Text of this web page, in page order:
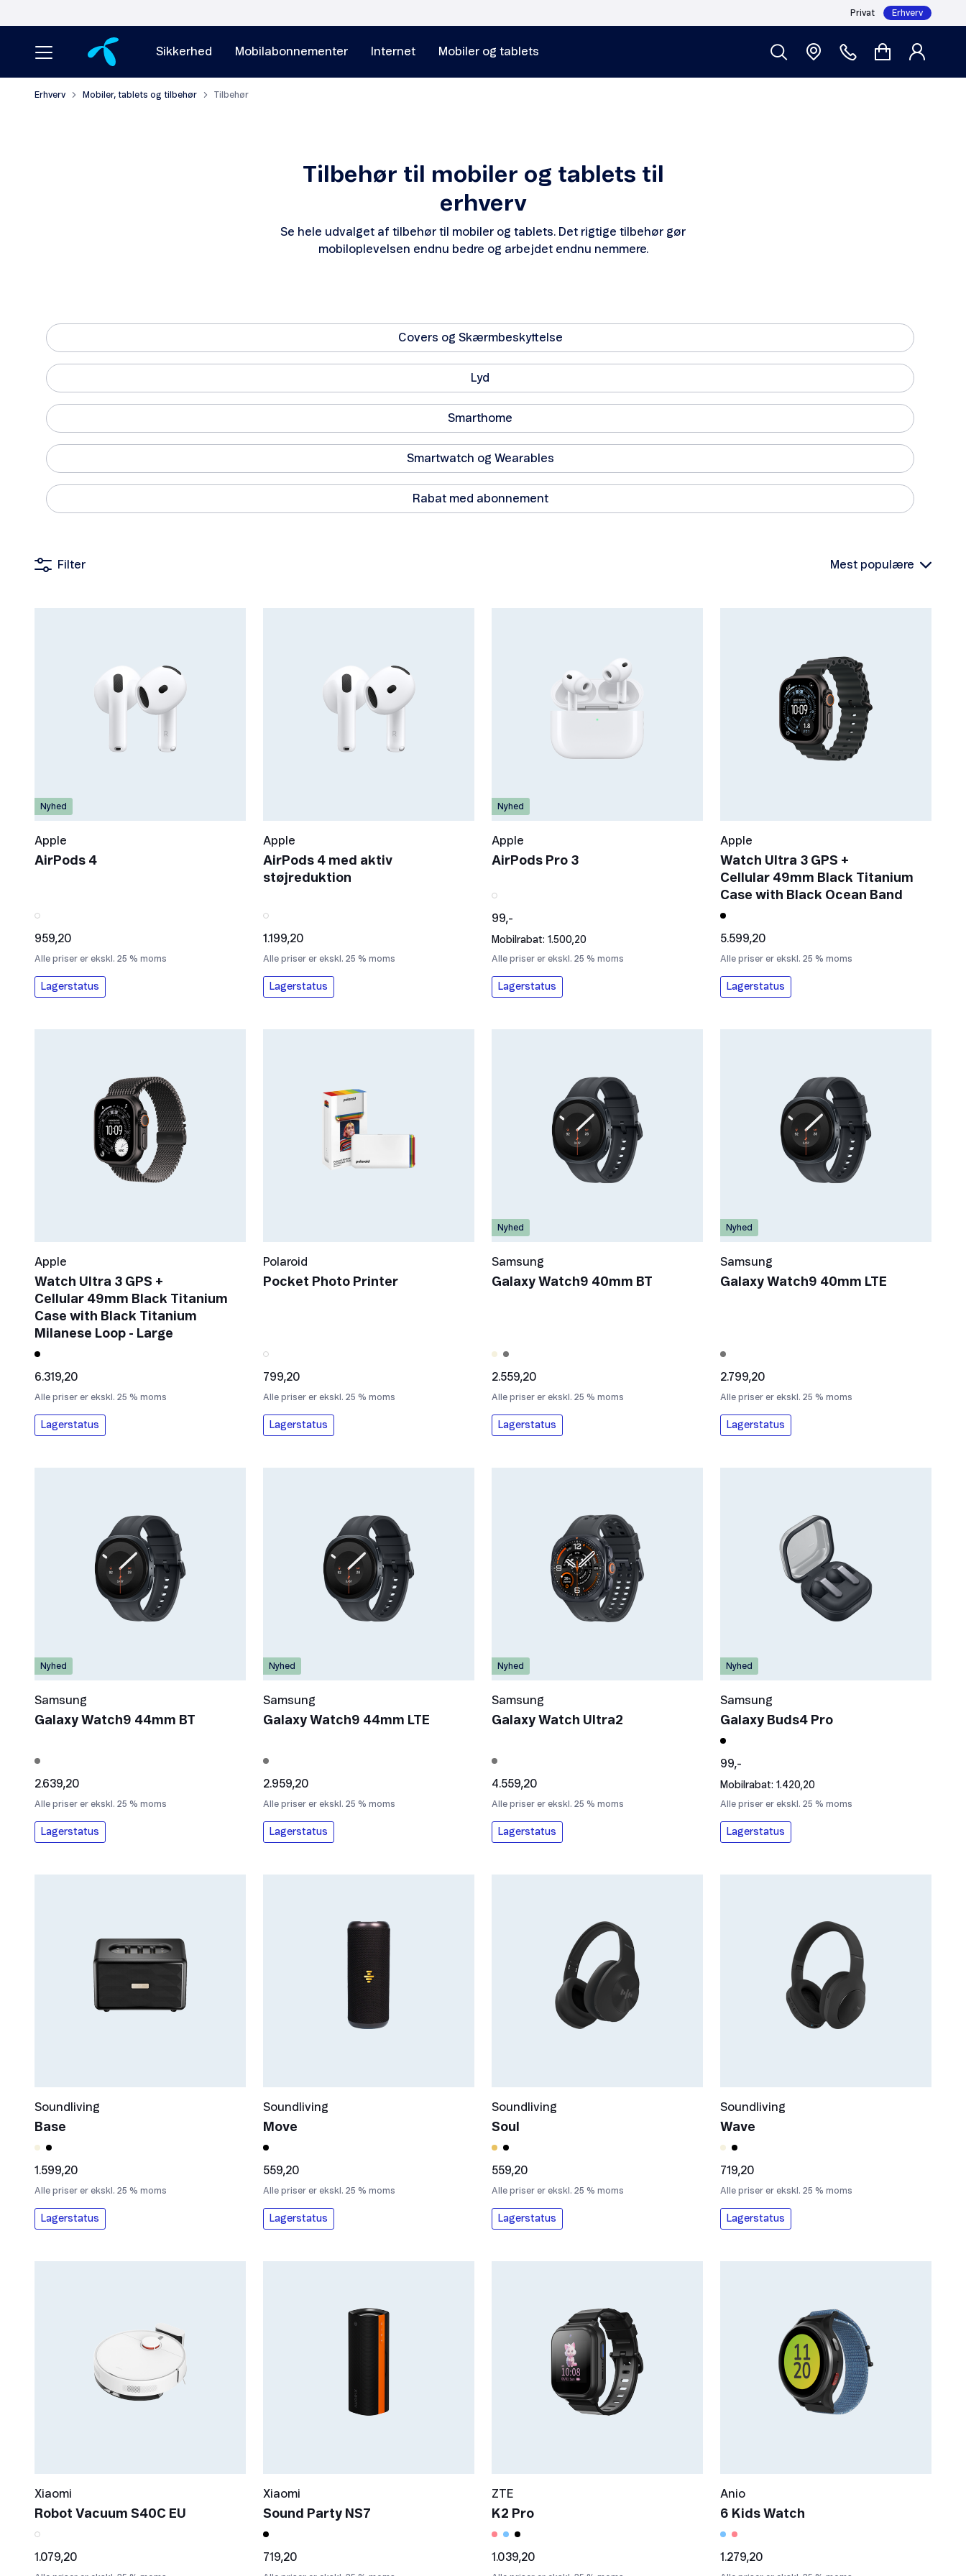
Privat Erhverv
Sikkerhed Mobilabonnementer Internet Mobiler og tablets
Erhverv Mobiler, tablets og tilbehør Tilbehør
Tilbehør til mobiler og tablets til
erhverv
Se hele udvalget af tilbehør til mobiler og tablets. Det rigtige tilbehør gør
mobiloplevelsen endnu bedre og arbejdet endnu nemmere.
Covers og Skærmbeskyttelse
Lyd
Smarthome
Smartwatch og Wearables
Rabat med abonnement
Filter
Nyhed
Apple
AirPods 4
959,20
Alle priser er ekskl. 25 % moms
Lagerstatus
Apple
AirPods 4 med aktiv
støjreduktion
1.199,20
Alle priser er ekskl. 25 % moms
Lagerstatus
Nyhed
Apple
AirPods Pro 3
99,-
Mobilrabat: 1.500,20
Alle priser er ekskl. 25 % moms
Lagerstatus
Apple
Watch Ultra 3 GPS +
Cellular 49mm Black Titanium
Case with Black Ocean Band
5.599,20
Alle priser er ekskl. 25 % moms
Lagerstatus
Apple
Watch Ultra 3 GPS +
Cellular 49mm Black Titanium
Case with Black Titanium
Milanese Loop - Large
6.319,20
Alle priser er ekskl. 25 % moms
Lagerstatus
Polaroid
Pocket Photo Printer
799,20
Alle priser er ekskl. 25 % moms
Lagerstatus
Nyhed
Samsung
Galaxy Watch9 40mm BT
2.559,20
Alle priser er ekskl. 25 % moms
Lagerstatus
Nyhed
Samsung
Galaxy Watch9 40mm LTE
2.799,20
Alle priser er ekskl. 25 % moms
Lagerstatus
Nyhed
Samsung
Galaxy Watch9 44mm BT
2.639,20
Alle priser er ekskl. 25 % moms
Lagerstatus
Nyhed
Samsung
Galaxy Watch9 44mm LTE
2.959,20
Alle priser er ekskl. 25 % moms
Lagerstatus
Nyhed
Samsung
Galaxy Watch Ultra2
4.559,20
Alle priser er ekskl. 25 % moms
Lagerstatus
Nyhed
Samsung
Galaxy Buds4 Pro
99,-
Mobilrabat: 1.420,20
Alle priser er ekskl. 25 % moms
Lagerstatus
Soundliving
Base
1.599,20
Alle priser er ekskl. 25 % moms
Lagerstatus
Soundliving
Move
559,20
Alle priser er ekskl. 25 % moms
Lagerstatus
Soundliving
Soul
559,20
Alle priser er ekskl. 25 % moms
Lagerstatus
Soundliving
Wave
719,20
Alle priser er ekskl. 25 % moms
Lagerstatus
Xiaomi
Robot Vacuum S40C EU
1.079,20
Xiaomi
Sound Party NS7
719,20
ZTE
K2 Pro
1.039,20
Anio
6 Kids Watch
1.279,20